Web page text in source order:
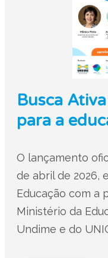
Busca
para a
O lançamento
de abril de 2026,
Educação com a
Ministério da
Undime e do